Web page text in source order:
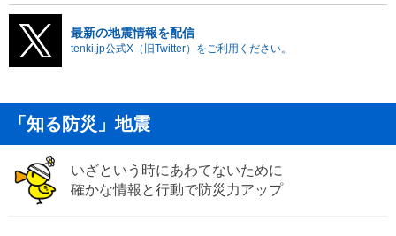
最新の地震情報を配信
tenki.jp公式X（旧Twitter）をご利用ください。
「知る防災」地震
いざという時にあわてないために
確かな情報と行動で防災力アップ